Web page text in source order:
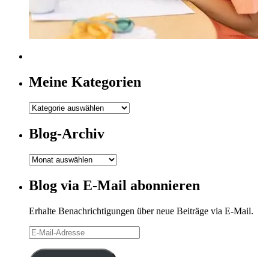
Meine Kategorien
Meine
Blog-Archiv
Blog-
Blog via E-Mail abonnieren
Erhalte Benachrichtigungen über neue Beiträge via E-Mail.
E-
Mail-
Adresse